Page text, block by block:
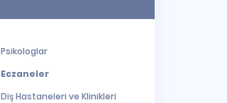
Psikologlar
Eczaneler
Diş Hastaneleri ve Klinikleri